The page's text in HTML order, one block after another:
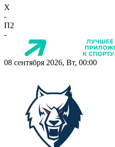
X
-
П2
-
08 сентября 2026, Вт, 00:00